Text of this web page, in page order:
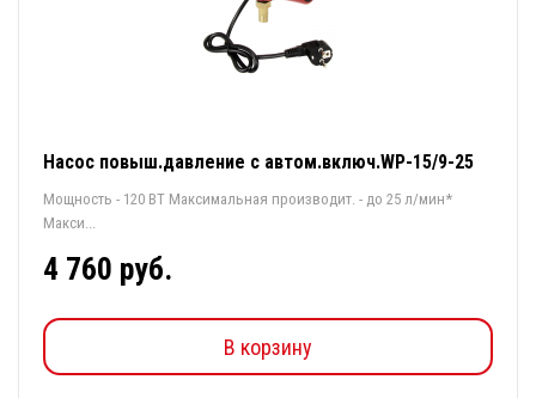
Насос повыш.давление с автом.включ.WP-15/9-25
Мощность - 120 ВТ Максимальная производит. - до 25 л/мин*
Макси...
4 760 руб.
В корзину